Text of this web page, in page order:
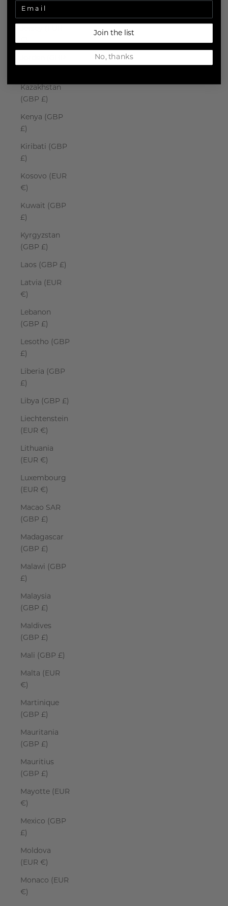
Japan (JPY ¥)
Kazakhstan
(GBP £)
Kenya (GBP
£)
Kiribati (GBP
£)
Kosovo (EUR
€)
Kuwait (GBP
£)
Kyrgyzstan
(GBP £)
Laos (GBP £)
Latvia (EUR
€)
Lebanon
(GBP £)
Lesotho (GBP
£)
Liberia (GBP
£)
Libya (GBP £)
Liechtenstein
(EUR €)
Lithuania
(EUR €)
Luxembourg
(EUR €)
Macao SAR
(GBP £)
Madagascar
(GBP £)
Malawi (GBP
£)
Malaysia
(GBP £)
Maldives
(GBP £)
Mali (GBP £)
Malta (EUR
€)
Martinique
(GBP £)
Mauritania
(GBP £)
Mauritius
(GBP £)
Mayotte (EUR
€)
Mexico (GBP
£)
Moldova
(EUR €)
Monaco (EUR
€)
Join the list
No, thanks